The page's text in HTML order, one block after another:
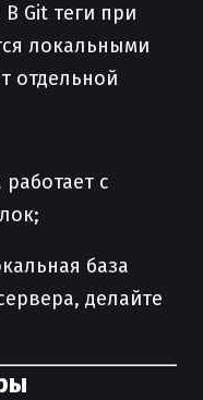
Git теги при
локальными
отдельной
с
база
делайте